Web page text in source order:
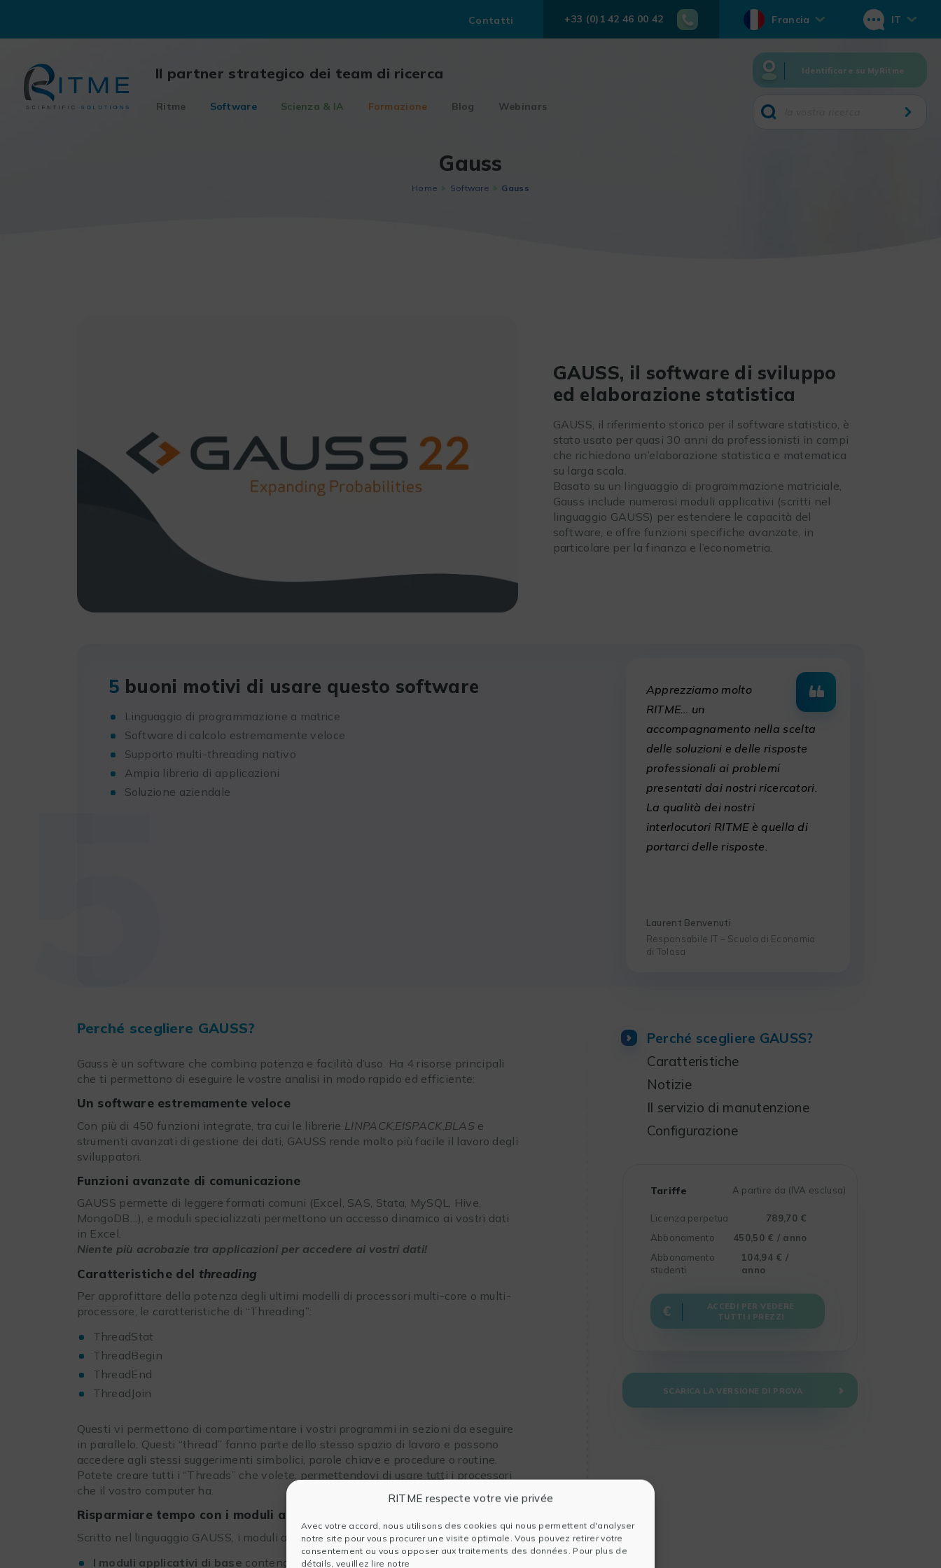
RITME respecte votre vie privée
Avec votre accord, nous utilisons des cookies qui nous permettent d'analyser
notre site pour vous procurer une visite optimale. Vous pouvez retirer votre
consentement ou vous opposer aux traitements des données. Pour plus de
détails, veuillez lire notre
content
Contatti +33 (0)1 42 46 00 42 Francia IT
Il partner strategico dei team di ricerca
Ritme Software Scienza & IA Formazione Blog Webinars
Identificare su MyRitme
Gauss
Home Software Gauss
GAUSS, il software di sviluppo
ed elaborazione statistica
GAUSS, il riferimento storico per il software statistico, è
stato usato per quasi 30 anni da professionisti in campi
che richiedono un’elaborazione statistica e matematica
su larga scala.
Basato su un linguaggio di programmazione matriciale,
Gauss include numerosi moduli applicativi (scritti nel
linguaggio GAUSS) per estendere le capacità del
software, e offre funzioni specifiche avanzate, in
particolare per la finanza e l’econometria.
5 buoni motivi di usare questo software
Linguaggio di programmazione a matrice
Software di calcolo estremamente veloce
Supporto multi-threading nativo
Ampia libreria di applicazioni
Soluzione aziendale
5
Apprezziamo molto
RITME… un
accompagnamento nella scelta
delle soluzioni e delle risposte
professionali ai problemi
presentati dai nostri ricercatori.
La qualità dei nostri
interlocutori RITME è quella di
portarci delle risposte.
Laurent Benvenuti
Responsabile IT – Scuola di Economia
di Tolosa
Perché scegliere GAUSS?
Gauss è un software che combina potenza e facilità d’uso. Ha 4 risorse principali
che ti permettono di eseguire le vostre analisi in modo rapido ed efficiente:
Un software estremamente veloce
Con più di 450 funzioni integrate, tra cui le librerie LINPACK EISPACK BLAS e
strumenti avanzati di gestione dei dati, GAUSS rende molto più facile il lavoro degli
sviluppatori.
Funzioni avanzate di comunicazione
GAUSS permette di leggere formati comuni (Excel, SAS, Stata, MySQL, Hive,
MongoDB…), e moduli specializzati permettono un accesso dinamico ai vostri dati
in Excel.
Niente più acrobazie tra applicazioni per accedere ai vostri dati!
Caratteristiche del threading
Per approfittare della potenza degli ultimi modelli di processori multi-core o multi-
processore, le caratteristiche di “Threading”:
ThreadStat
ThreadBegin
ThreadEnd
ThreadJoin
Questi vi permettono di compartimentare i vostri programmi in sezioni da eseguire
in parallelo. Questi “thread” fanno parte dello stesso spazio di lavoro e possono
accedere agli stessi suggerimenti simbolici, parole chiave e procedure o routine.
Potete creare tutti i “Threads” che volete, permettendovi di usare tutti i processori
che il vostro computer ha.
Risparmiare tempo con i moduli applicativi
Scritto nel linguaggio GAUSS, i moduli applicativi estendono le capacità di GAUSS:
I moduli applicativi di base contengono la maggior parte delle funzioni
Perché scegliere GAUSS?
Caratteristiche
Notizie
Il servizio di manutenzione
Configurazione
A partire da (IVA esclusa)
Tariffe
Licenza perpetua
789,70 €
Abbonamento
450,50 € / anno
Abbonamento
studenti
104,94 € /
anno
ACCEDI PER VEDERE
TUTTI I PREZZI
SCARICA LA VERSIONE DI PROVA